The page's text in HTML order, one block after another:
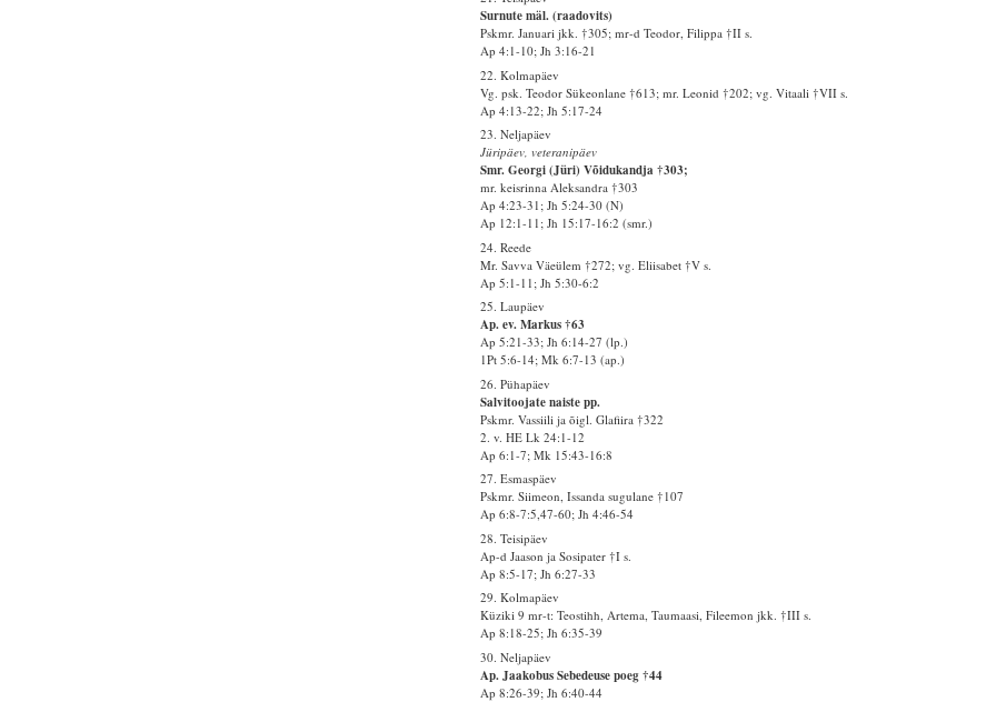
Surnute mäl. (raadovits)
Pskmr. Januari jkk. †305; mr-d Teodor, Filippa †II s.
Ap 4:1-10; Jh 3:16-21
22. Kolmapäev
Vg. psk. Teodor Sükeonlane †613; mr. Leonid †202; vg. Vitaali †VII s.
Ap 4:13-22; Jh 5:17-24
23. Neljapäev
Jüripäev, veteranipäev
Smr. Georgi (Jüri) Võidukandja †303;
mr. keisrinna Aleksandra †303
Ap 4:23-31; Jh 5:24-30 (N)
Ap 12:1-11; Jh 15:17-16:2 (smr.)
24. Reede
Mr. Savva Väeülem †272; vg. Eliisabet †V s.
Ap 5:1-11; Jh 5:30-6:2
25. Laupäev
Ap. ev. Markus †63
Ap 5:21-33; Jh 6:14-27 (lp.)
1Pt 5:6-14; Mk 6:7-13 (ap.)
26. Pühapäev
Salvitoojate naiste pp.
Pskmr. Vassiili ja õigl. Glafiira †322
2. v. HE Lk 24:1-12
Ap 6:1-7; Mk 15:43-16:8
27. Esmaspäev
Pskmr. Siimeon, Issanda sugulane †107
Ap 6:8-7:5,47-60; Jh 4:46-54
28. Teisipäev
Ap-d Jaason ja Sosipater †I s.
Ap 8:5-17; Jh 6:27-33
29. Kolmapäev
Küziki 9 mr-t: Teostihh, Artema, Taumaasi, Fileemon jkk. †III s.
Ap 8:18-25; Jh 6:35-39
30. Neljapäev
Ap. Jaakobus Sebedeuse poeg †44
Ap 8:26-39; Jh 6:40-44